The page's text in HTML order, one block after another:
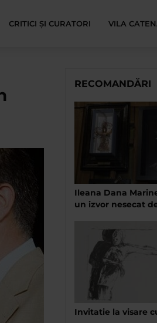
CRITICI ȘI CURATORI VILA
RECOMANDĂRI
Ileana Dana
un izvor nesecat
Invitatie la visare